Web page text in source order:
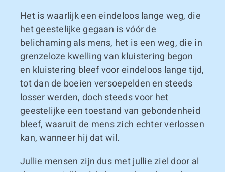
Het is waarlijk een eindeloos lange weg, die
het geestelijke gegaan is vóór de
belichaming als mens, het is een weg, die in
grenzeloze kwelling van kluistering begon
en kluistering bleef voor eindeloos lange tijd,
tot dan de boeien versoepelden en steeds
losser werden, doch steeds voor het
geestelijke een toestand van gebondenheid
bleef, waaruit de mens zich echter verlossen
kan, wanneer hij dat wil.
Jullie mensen zijn dus met jullie ziel door al